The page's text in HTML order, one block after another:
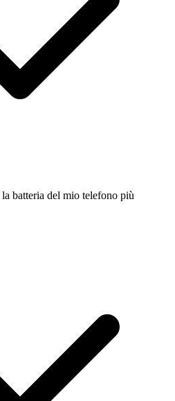
batteria del mio telefono più